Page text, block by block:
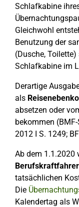
Schlafkabine
Gleichwohl
Benutzung der
(Dusche,
Schlafkabine im
Derartige
als
absetzen oder
bekommen
2012 I S. 1249;
Ab dem 1.1.2020
Berufskraftfahrer
tatsächlichen
Die
Kalendertag als